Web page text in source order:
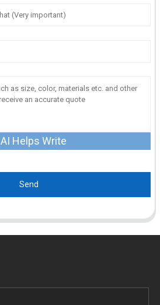
AI Helps Write
Send